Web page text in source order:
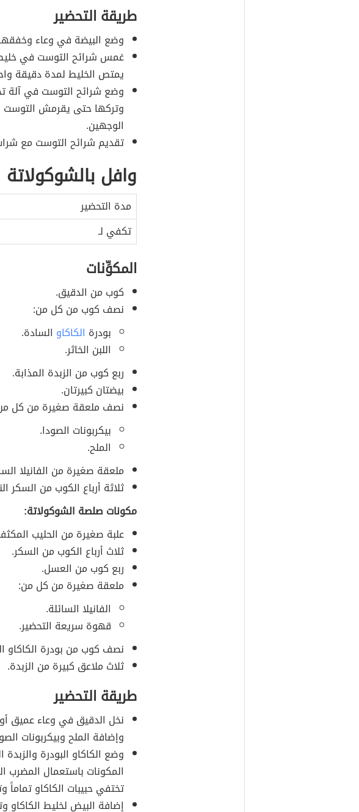
طريقة التحضير
وضع البيضة في وعاء
غمس شرائح التوست في
يمتص الخليط لمدة دقيقة
وضع شرائح التوست في آلة
وتركها حتى يقرمش التوست
الوجهين.
تقديم شرائح التوست مع
وافل بالشوكولاتة
مدة التحضير
تكفي لـ
المكوِّنات
كوب من الدقيق.
نصف كوب من كل من:
بودرة الكاكاو السادة.
اللبن الخاثر.
ربع كوب من الزبدة المذابة.
بيضتان كبيرتان.
نصف ملعقة صغيرة من كل
بيكربونات الصودا.
الملح.
ملعقة صغيرة من الفانيلا
ثلاثة أرباع الكوب من السكر
مكونات صلصة الشوكولاتة:
علبة صغيرة من الحليب
ثلاث أرباع الكوب من السكر.
ربع كوب من العسل.
ملعقة صغيرة من كل من:
الفانيلا السائلة.
قهوة سريعة التحضير.
نصف كوب من بودرة الكاكاو
ثلاث ملاعق كبيرة من الزبدة.
طريقة التحضير
نخل الدقيق في وعاء عميق
وإضافة الملح وبيكربونات
وضع الكاكاو البودرة
المكونات باستعمال المضرب
تختفي حبيبات الكاكاو تماماً
إضافة البيض لخليط الكاكاو